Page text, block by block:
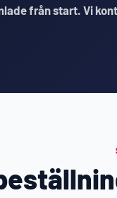
från start. Vi